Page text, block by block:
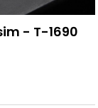
- T-1690